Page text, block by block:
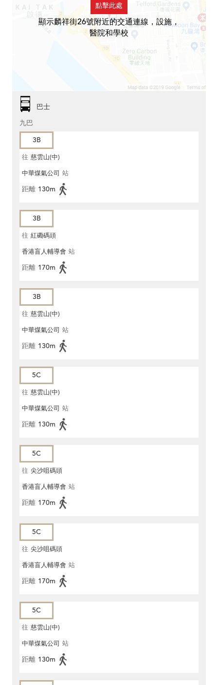
點擊此處
顯示麟祥街26號附近的交通連線，設施，
醫院和學校
巴士
九巴
3B
往 慈雲山(中)
中華煤氣公司 站
距離 130m
3B
往 紅磡碼頭
香港盲人輔導會 站
距離 170m
3B
往 慈雲山(中)
中華煤氣公司 站
距離 130m
5C
往 慈雲山(中)
中華煤氣公司 站
距離 130m
5C
往 尖沙咀碼頭
香港盲人輔導會 站
距離 170m
5C
往 尖沙咀碼頭
香港盲人輔導會 站
距離 170m
5C
往 慈雲山(中)
中華煤氣公司 站
距離 130m